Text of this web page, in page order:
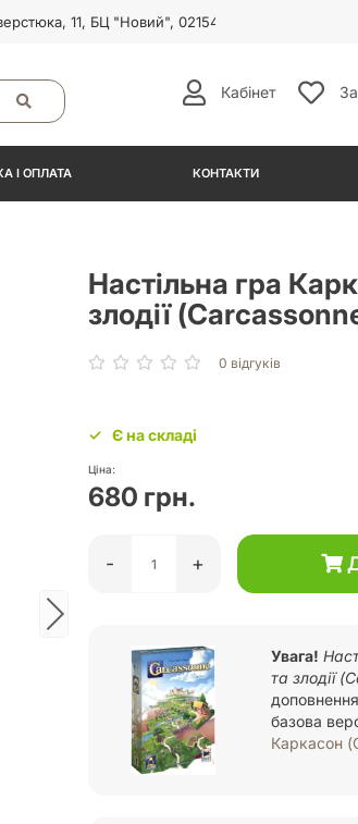
11, БЦ "Новий", 02154
Кабінет
І ОПЛАТА КОНТАКТИ
Настільна гра
злодії
0 відгуків
Є на складі
Ціна:
680 грн.
- +
Увага!
та злодії
базова
Каркасон